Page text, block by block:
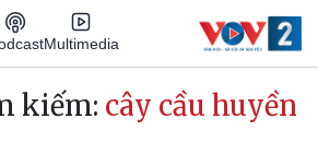
Multimedia
kiếm: cây cầu huyền